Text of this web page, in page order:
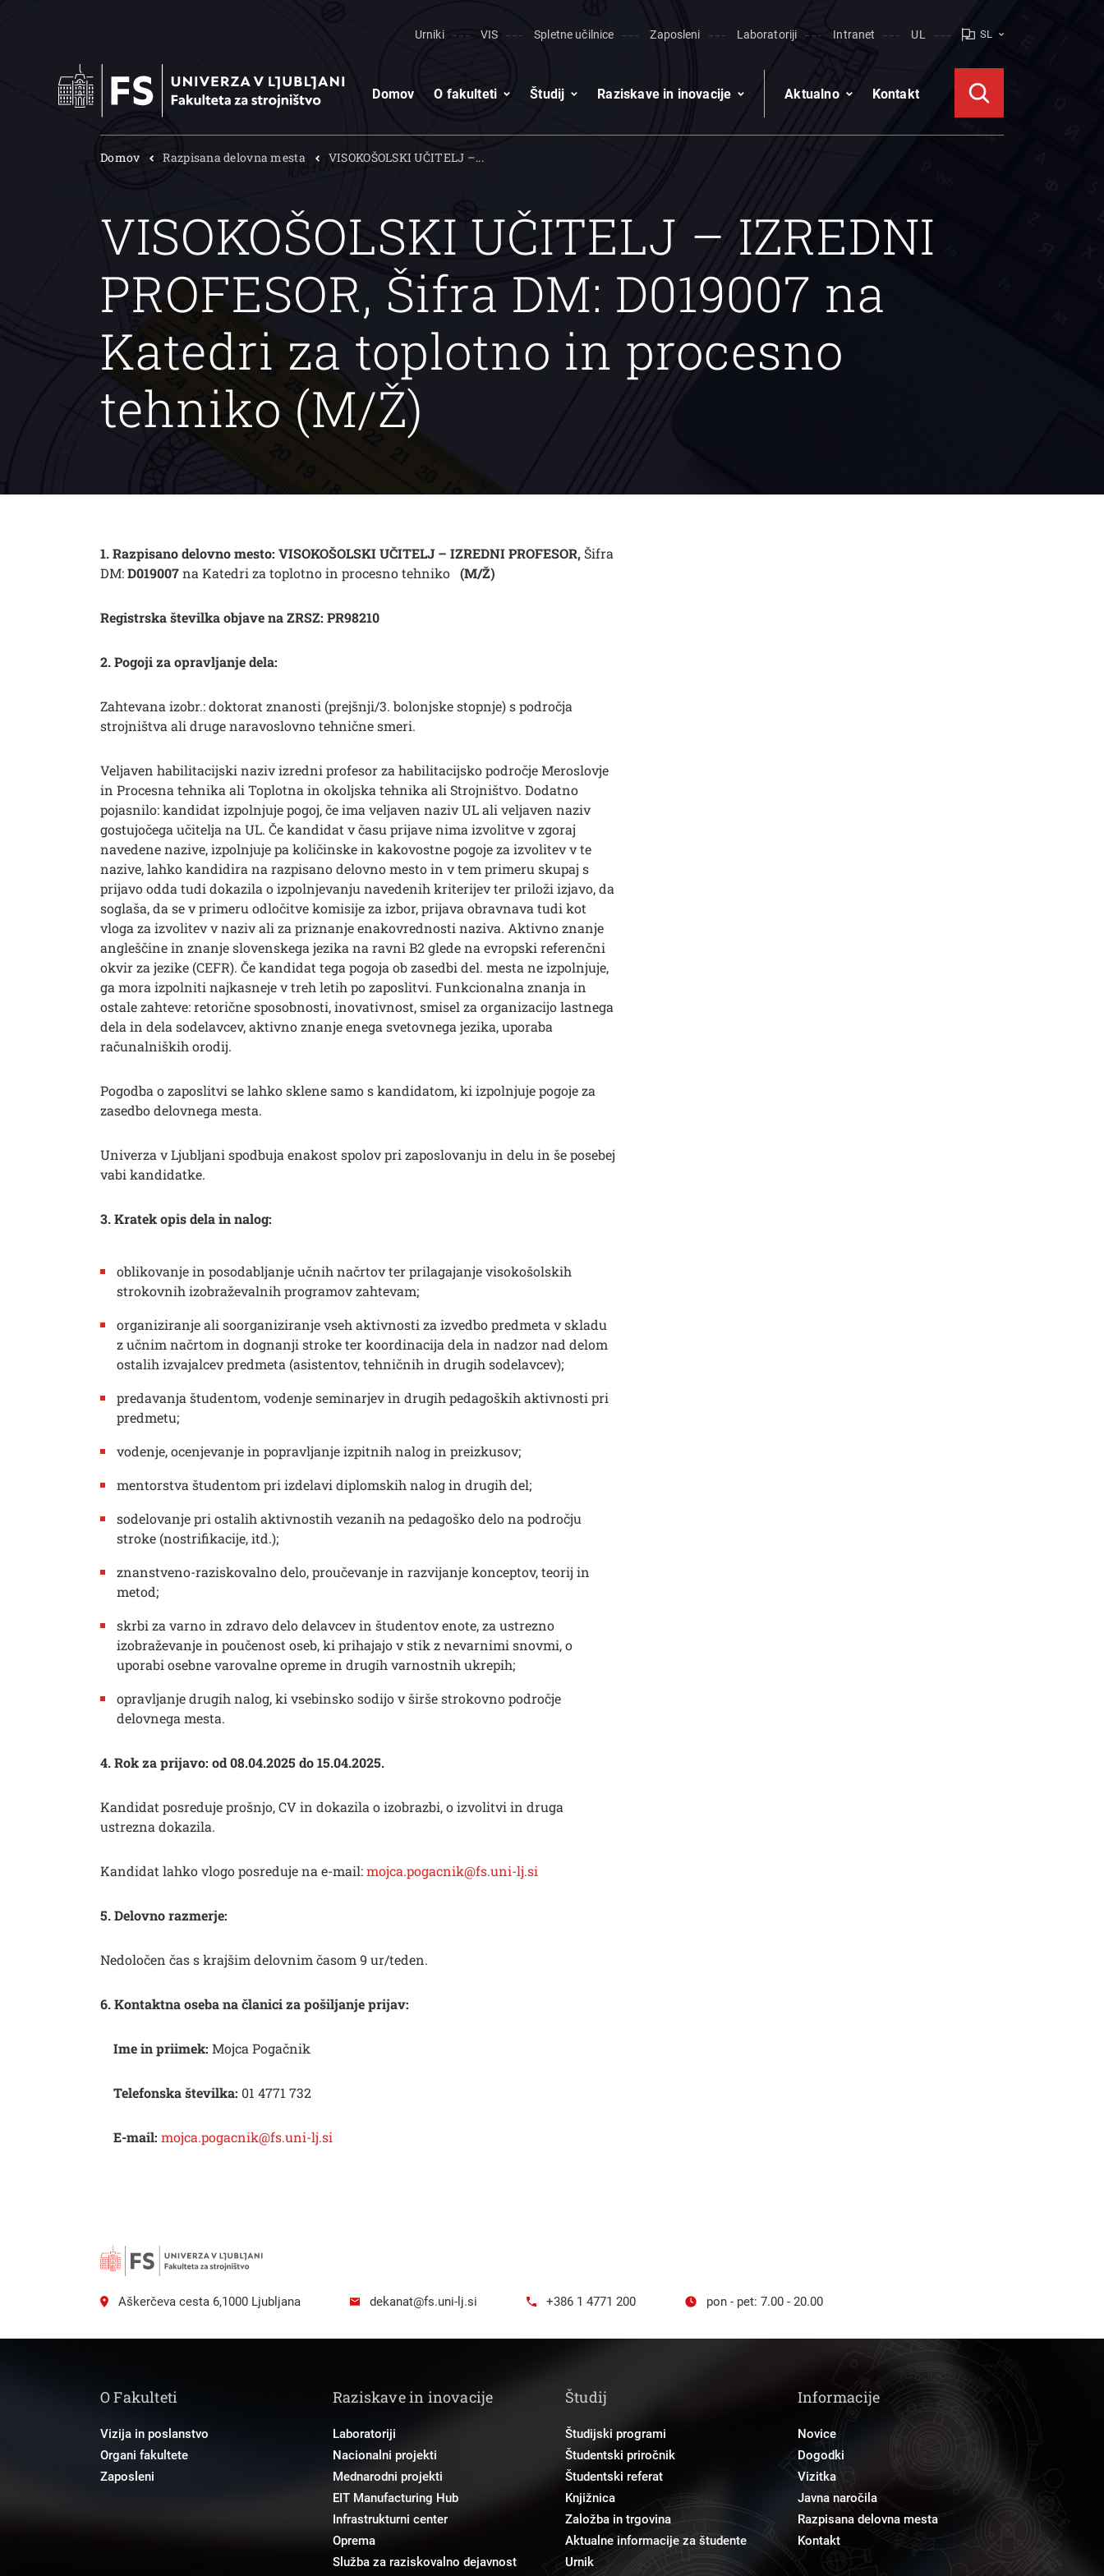
Urniki VIS Spletne učilnice Zaposleni Laboratoriji Intranet UL SL
Domov O fakulteti Študij Raziskave in inovacije Aktualno Kontakt
Išči
Domov Razpisana delovna mesta VISOKOŠOLSKI UČITELJ –...
VISOKOŠOLSKI UČITELJ – IZREDNI
PROFESOR, Šifra DM: D019007 na
Katedri za toplotno in procesno
tehniko (M/Ž)
1. Razpisano delovno mesto: VISOKOŠOLSKI UČITELJ – IZREDNI PROFESOR, Šifra
DM:D019007na Katedri za toplotno in procesno tehniko (M/Ž)
Registrska številka objave na ZRSZ: PR98210
2. Pogoji za opravljanje dela:
Zahtevana izobr.: doktorat znanosti (prejšnji/3. bolonjske stopnje) s področja
strojništva ali druge naravoslovno tehnične smeri.
Veljaven habilitacijski naziv izredni profesor za habilitacijsko področje Meroslovje
in Procesna tehnika ali Toplotna in okoljska tehnika ali Strojništvo. Dodatno
pojasnilo: kandidat izpolnjuje pogoj, če ima veljaven naziv UL ali veljaven naziv
gostujočega učitelja na UL. Če kandidat v času prijave nima izvolitve v zgoraj
navedene nazive, izpolnjuje pa količinske in kakovostne pogoje za izvolitev v te
nazive, lahko kandidira na razpisano delovno mesto in v tem primeru skupaj s
prijavo odda tudi dokazila o izpolnjevanju navedenih kriterijev ter priloži izjavo, da
soglaša, da se v primeru odločitve komisije za izbor, prijava obravnava tudi kot
vloga za izvolitev v naziv ali za priznanje enakovrednosti naziva. Aktivno znanje
angleščine in znanje slovenskega jezika na ravni B2 glede na evropski referenčni
okvir za jezike (CEFR). Če kandidat tega pogoja ob zasedbi del. mesta ne izpolnjuje,
ga mora izpolniti najkasneje v treh letih po zaposlitvi. Funkcionalna znanja in
ostale zahteve: retorične sposobnosti, inovativnost, smisel za organizacijo lastnega
dela in dela sodelavcev, aktivno znanje enega svetovnega jezika, uporaba
računalniških orodij.
Pogodba o zaposlitvi se lahko sklene samo s kandidatom, ki izpolnjuje pogoje za
zasedbo delovnega mesta.
Univerza v Ljubljani spodbuja enakost spolov pri zaposlovanju in delu in še posebej
vabi kandidatke.
3. Kratek opis dela in nalog:
oblikovanje in posodabljanje učnih načrtov ter prilagajanje visokošolskih
strokovnih izobraževalnih programov zahtevam;
organiziranje ali soorganiziranje vseh aktivnosti za izvedbo predmeta v skladu
z učnim načrtom in dognanji stroke ter koordinacija dela in nadzor nad delom
ostalih izvajalcev predmeta (asistentov, tehničnih in drugih sodelavcev);
predavanja študentom, vodenje seminarjev in drugih pedagoških aktivnosti pri
predmetu;
vodenje, ocenjevanje in popravljanje izpitnih nalog in preizkusov;
mentorstva študentom pri izdelavi diplomskih nalog in drugih del;
sodelovanje pri ostalih aktivnostih vezanih na pedagoško delo na področju
stroke (nostrifikacije, itd.);
znanstveno-raziskovalno delo, proučevanje in razvijanje konceptov, teorij in
metod;
skrbi za varno in zdravo delo delavcev in študentov enote, za ustrezno
izobraževanje in poučenost oseb, ki prihajajo v stik z nevarnimi snovmi, o
uporabi osebne varovalne opreme in drugih varnostnih ukrepih;
opravljanje drugih nalog, ki vsebinsko sodijo v širše strokovno področje
delovnega mesta.
4. Rok za prijavo: od 08.04.2025 do 15.04.2025.
Kandidat posreduje prošnjo, CV in dokazila o izobrazbi, o izvolitvi in druga
ustrezna dokazila.
Kandidat lahko vlogo posreduje na e-mail:mojca.pogacnik@fs.uni-lj.si
5. Delovno razmerje:
Nedoločen čas s krajšim delovnim časom 9 ur/teden.
6. Kontaktna oseba na članici za pošiljanje prijav:
Ime in priimek: Mojca Pogačnik
Telefonska številka: 01 4771 732
E-mail: mojca.pogacnik@fs.uni-lj.si
Aškerčeva cesta 6,1000 Ljubljana dekanat@fs.uni-lj.si +386 1 4771 200 pon - pet: 7.00 - 20.00
O Fakulteti
Vizija in poslanstvo
Organi fakultete
Zaposleni
Raziskave in inovacije
Laboratoriji
Nacionalni projekti
Mednarodni projekti
EIT Manufacturing Hub
Infrastrukturni center
Oprema
Služba za raziskovalno dejavnost
Študij
Študijski programi
Študentski priročnik
Študentski referat
Knjižnica
Založba in trgovina
Aktualne informacije za študente
Urnik
Informacije
Novice
Dogodki
Vizitka
Javna naročila
Razpisana delovna mesta
Kontakt